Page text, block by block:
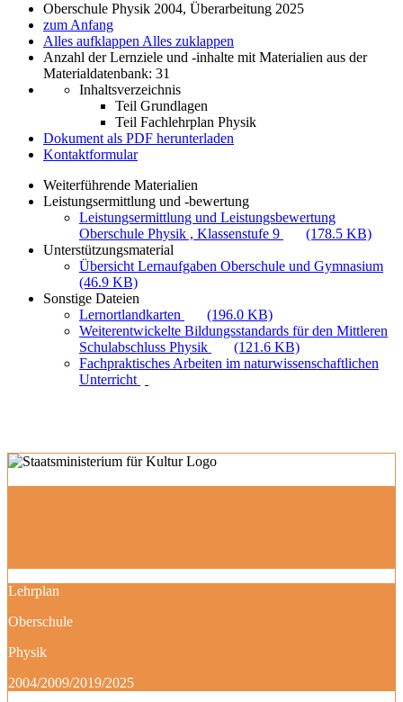
Oberschule Physik 2004, Überarbeitung 2025
zum Anfang
Alles aufklappen Alles zuklappen
Anzahl der Lernziele und -inhalte mit Materialien aus der
Materialdatenbank: 31
Inhaltsverzeichnis
Teil Grundlagen
Teil Fachlehrplan Physik
Dokument als PDF herunterladen
Kontaktformular
Weiterführende Materialien
Leistungsermittlung und -bewertung
Leistungsermittlung und Leistungsbewertung
Oberschule Physik , Klassenstufe 9
(178.5 KB)
Unterstützungsmaterial
Übersicht Lernaufgaben Oberschule und Gymnasium
(46.9 KB)
Sonstige Dateien
Lernortlandkarten
(196.0 KB)
Weiterentwickelte Bildungsstandards für den Mittleren
Schulabschluss Physik
(121.6 KB)
Fachpraktisches Arbeiten im naturwissenschaftlichen
Unterricht
Lehrplan
Oberschule
Physik
2004/2009/2019/2025